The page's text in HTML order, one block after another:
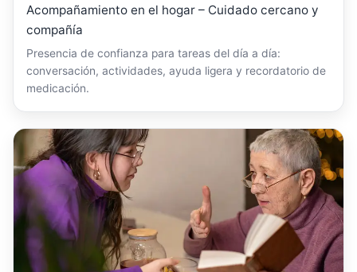
Acompañamiento en el hogar – Cuidado cercano y
compañía
Presencia de confianza para tareas del día a día:
conversación, actividades, ayuda ligera y recordatorio de
medicación.